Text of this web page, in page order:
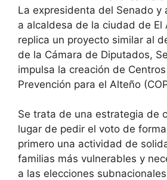
p
r
r
a
m
e
r
e
s
t
i
l
m
p
a
r
t
i
r
La expresidenta del Senado y
a alcaldesa de la ciudad de El
replica un proyecto similar al
de la Cámara de Diputados,
impulsa la creación de
Prevención para el Alteño
Se trata de una estrategia de
lugar de pedir el voto de
primero una actividad de
familias más vulnerables y
a las elecciones